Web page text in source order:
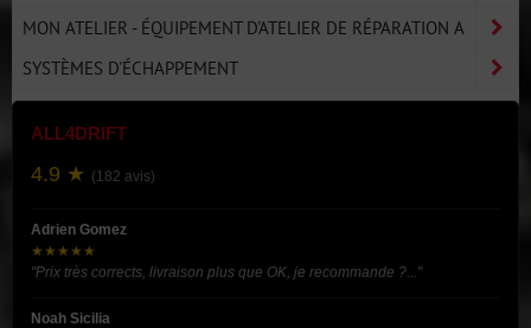
MON ATELIER - ÉQUIPEMENT D'ATELIER DE RÉPARATION A
SYSTÈMES D'ÉCHAPPEMENT
ALL4DRIFT
4.9 ★ (182 avis)
Adrien Gomez
★★★★★
"Prix très corrects, livraison plus que OK, je recommande ?..."
Noah Sicilia